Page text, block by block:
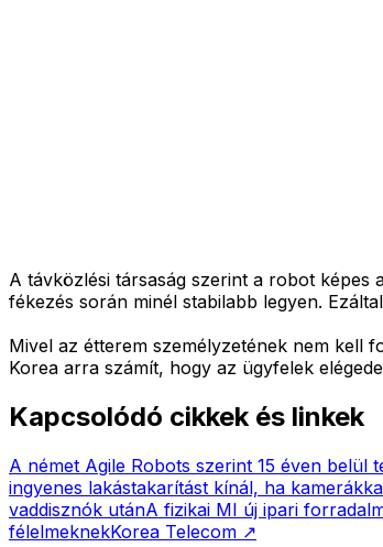
A távközlési társaság szerint a robot
fékezés során minél stabilabb legyen.
Mivel az étterem személyzetének nem kell
Korea arra számít, hogy az ügyfelek
Kapcsolódó cikkek és linkek
A német Agile Robots szerint 15 éven
ingyenes lakástakarítást kínál, ha
vaddisznók utánA fizikai MI új ipari
félelmeknekKorea Telecom ↗